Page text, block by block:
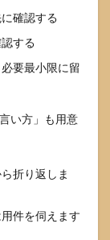
確認する
する
要最小限に留
い方」も用意
折り返しま
件を伺えます